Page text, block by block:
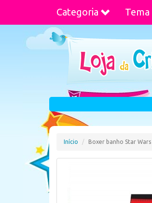
Categoria Tema
Início Boxer banho Star